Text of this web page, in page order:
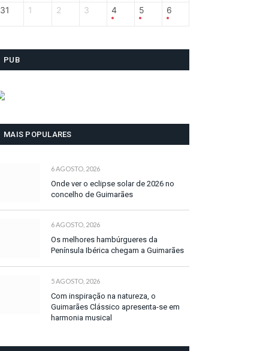
31 1 2 3 4 5 6
PUB
MAIS POPULARES
6 AGOSTO, 2026
Onde ver o eclipse solar de 2026 no
concelho de Guimarães
6 AGOSTO, 2026
Os melhores hambúrgueres da
Península Ibérica chegam a Guimarães
5 AGOSTO, 2026
Com inspiração na natureza, o
Guimarães Clássico apresenta-se em
harmonia musical